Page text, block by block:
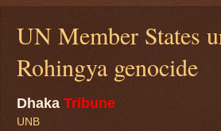
UN Member States
Rohingya genocide
Dhaka Tribune
UNB